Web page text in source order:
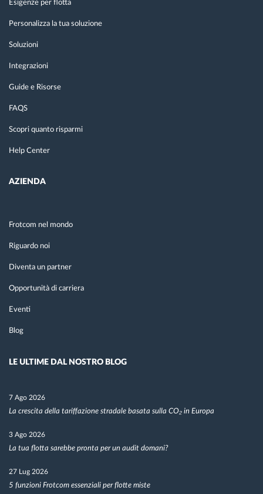
Esigenze per flotta
Personalizza la tua soluzione
Soluzioni
Integrazioni
Guide e Risorse
FAQS
Scopri quanto risparmi
Help Center
AZIENDA
Frotcom nel mondo
Riguardo noi
Diventa un partner
Opportunità di carriera
Eventi
Blog
LE ULTIME DAL NOSTRO BLOG
7 Ago 2026
La crescita della tariffazione stradale basata sulla CO₂ in Europa
3 Ago 2026
La tua flotta sarebbe pronta per un audit domani?
27 Lug 2026
5 funzioni Frotcom essenziali per flotte miste